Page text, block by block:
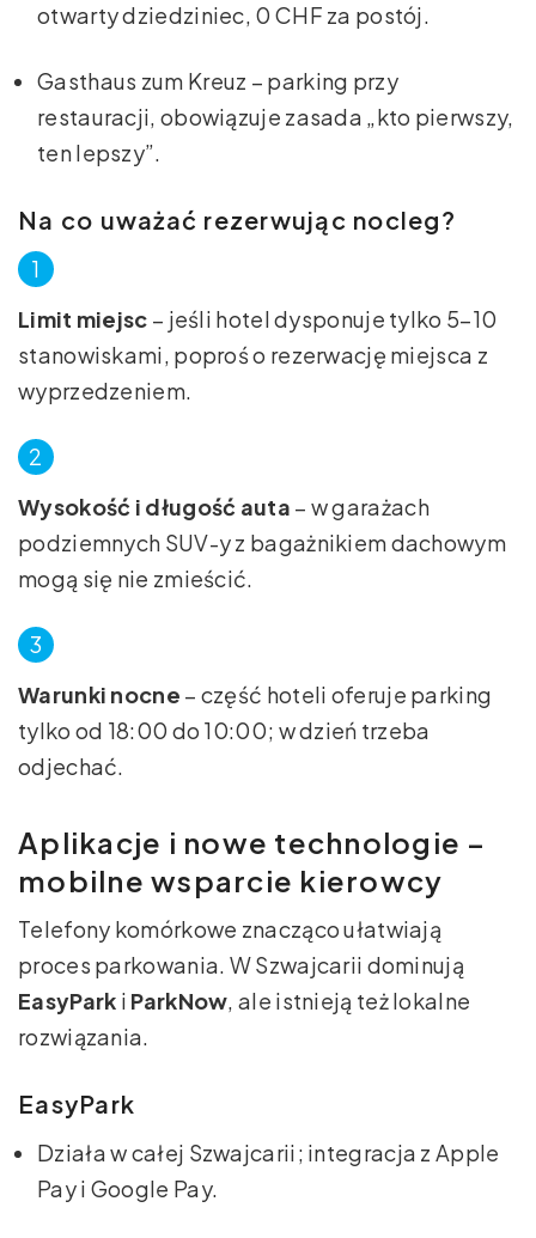
otwarty dziedziniec, 0 CHF za postój.
Gasthaus zum Kreuz – parking przy
restauracji, obowiązuje zasada „kto pierwszy,
ten lepszy”.
Na co uważać rezerwując nocleg?
Limit miejsc – jeśli hotel dysponuje tylko 5–10
stanowiskami, poproś o rezerwację miejsca z
wyprzedzeniem.
Wysokość i długość auta – w garażach
podziemnych SUV-y z bagażnikiem dachowym
mogą się nie zmieścić.
Warunki nocne – część hoteli oferuje parking
tylko od 18:00 do 10:00; w dzień trzeba
odjechać.
Aplikacje i nowe technologie –
mobilne wsparcie kierowcy
Telefony komórkowe znacząco ułatwiają
proces parkowania. W Szwajcarii dominują
EasyPark i ParkNow, ale istnieją też lokalne
rozwiązania.
EasyPark
Działa w całej Szwajcarii; integracja z Apple
Pay i Google Pay.